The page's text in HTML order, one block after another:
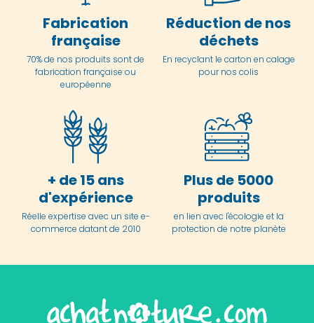
Fabrication
française
70% de nos produits sont de
fabrication française ou
européenne
Réduction de nos
déchets
En recyclant le carton en calage
pour nos colis
+ de 15 ans
d'expérience
Réelle expertise avec un site e-
commerce datant de 2010
Plus de 5000
produits
en lien avec l'écologie et la
protection de notre planète